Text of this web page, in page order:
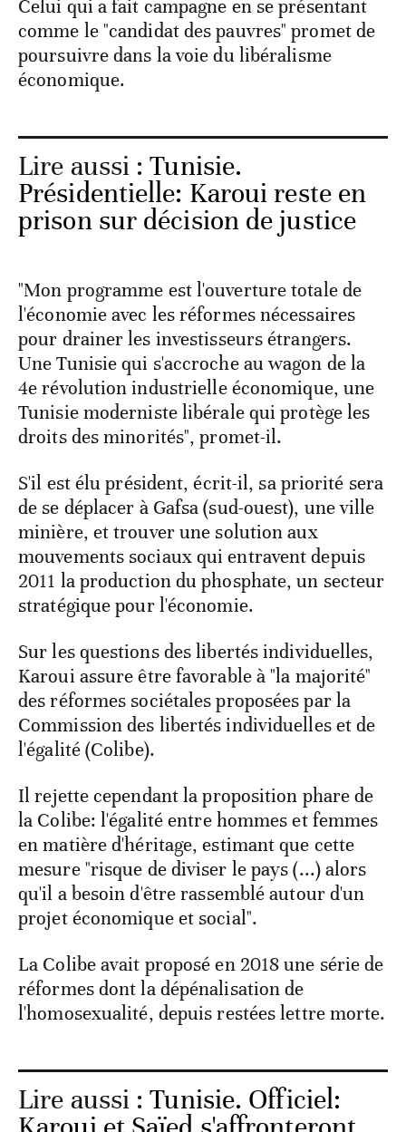
Celui qui a fait campagne en se présentant
comme le "candidat des pauvres" promet de
poursuivre dans la voie du libéralisme
économique.
Lire aussi :Tunisie.
Présidentielle: Karoui reste en
prison sur décision de justice
"Mon programme est l'ouverture totale de
l'économie avec les réformes nécessaires
pour drainer les investisseurs étrangers.
Une Tunisie qui s'accroche au wagon de la
4e révolution industrielle économique, une
Tunisie moderniste libérale qui protège les
droits des minorités", promet-il.
S'il est élu président, écrit-il, sa priorité sera
de se déplacer à Gafsa (sud-ouest), une ville
minière, et trouver une solution aux
mouvements sociaux qui entravent depuis
2011 la production du phosphate, un secteur
stratégique pour l'économie.
Sur les questions des libertés individuelles,
Karoui assure être favorable à "la majorité"
des réformes sociétales proposées par la
Commission des libertés individuelles et de
l'égalité (Colibe).
Il rejette cependant la proposition phare de
la Colibe: l'égalité entre hommes et femmes
en matière d'héritage, estimant que cette
mesure "risque de diviser le pays (...) alors
qu'il a besoin d'être rassemblé autour d'un
projet économique et social".
La Colibe avait proposé en 2018 une série de
réformes dont la dépénalisation de
l'homosexualité, depuis restées lettre morte.
Lire aussi :Tunisie. Officiel: